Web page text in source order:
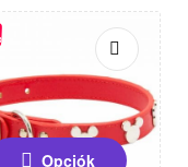
Opciók